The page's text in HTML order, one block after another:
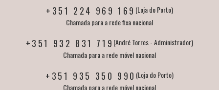
+351 224 969 169 (Loja do Porto)
Chamada para a rede fixa nacional
+351 932 831 719 (André Torres - Administrador)
Chamada para a rede móvel nacional
+351 935 350 990 (Loja do Porto)
Chamada para a rede móvel nacional